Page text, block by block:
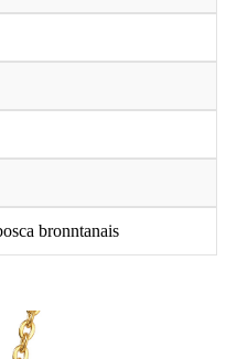
bronntanais